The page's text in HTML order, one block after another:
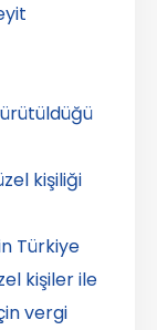
kişiliği
Türkiye
kişiler ile
vergi